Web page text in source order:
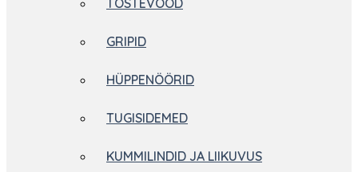
TÕSTEVÖÖD
GRIPID
HÜPPENÖÖRID
TUGISIDEMED
KUMMILINDID JA LIIKUVUS